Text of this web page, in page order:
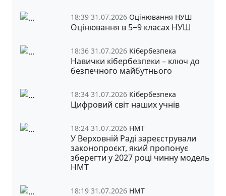
18:39 31.07.2026 Оцінювання НУШ
Оцінювання в 5‒9 класах НУШ
18:36 31.07.2026 Кібербезпека
Навички кібербезпеки – ключ до
безпечного майбутнього
18:34 31.07.2026 Кібербезпека
Цифровий світ наших учнів
18:24 31.07.2026 НМТ
У Верховній Раді зареєстрували
законопроєкт, який пропонує
зберегти у 2027 році чинну модель
НМТ
18:19 31.07.2026 НМТ